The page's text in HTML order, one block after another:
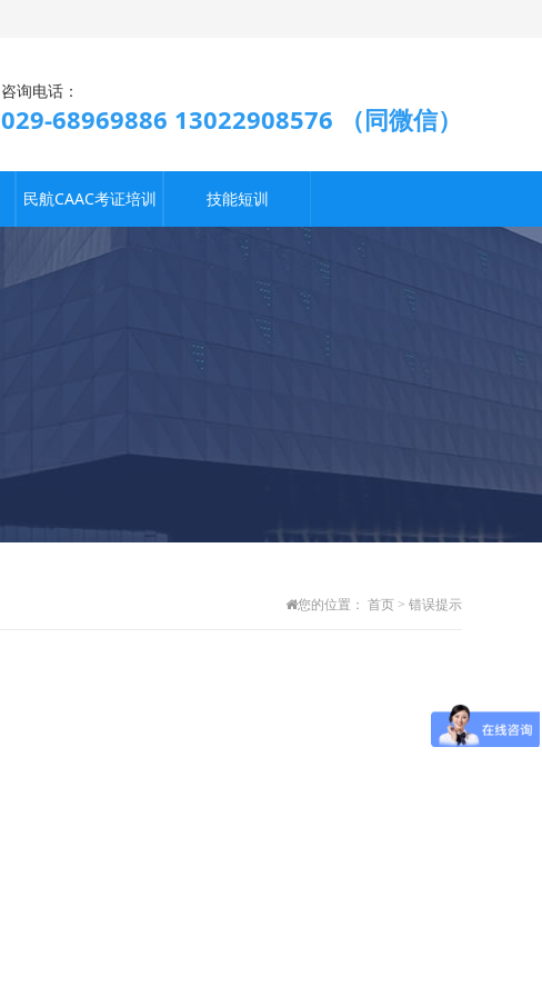
咨询电话：
029-68969886 13022908576 （同微信）
民航CAAC考证培训 技能短训
您的位置： 首页 > 错误提示